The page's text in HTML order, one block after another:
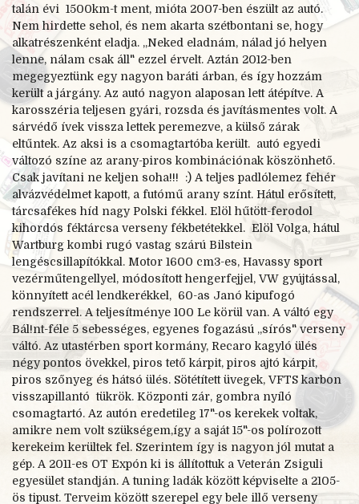
talán évi 1500km-t ment, mióta 2007-ben észült az autó.
Nem hirdette sehol, és nem akarta szétbontani se, hogy
alkatrészenként eladja. ,,Neked eladnám, nálad jó helyen
lenne, nálam csak áll" ezzel érvelt. Aztán 2012-ben
megegyeztünk egy nagyon baráti árban, és így hozzám
került a járgány. Az autó nagyon alaposan lett átépítve. A
karosszéria teljesen gyári, rozsda és javításmentes volt. A
sárvédő ívek vissza lettek peremezve, a külső zárak
eltűntek. Az aksi is a csomagtartóba került. autó egyedi
változó színe az arany-piros kombinációnak köszönhető.
Csak javítani ne keljen soha!!! :) A teljes padlólemez fehér
alvázvédelmet kapott, a futómű arany színt. Hátul erősített,
tárcsafékes híd nagy Polski fékkel. Elöl hűtött-ferodol
kihordós féktárcsa verseny fékbetétekkel. Elöl Volga, hátul
Wartburg kombi rugó vastag szárú Bilstein
lengéscsillapítókkal. Motor 1600 cm3-es, Havassy sport
vezérműtengellyel, módosított hengerfejjel, VW gyújtással,
könnyített acél lendkerékkel, 60-as Janó kipufogó
rendszerrel. A teljesítménye 100 Le körül van. A váltó egy
Bál!nt-féle 5 sebességes, egyenes fogazású ,,sírós" verseny
váltó. Az utastérben sport kormány, Recaro kagyló ülés
négy pontos övekkel, piros tető kárpit, piros ajtó kárpit,
piros szőnyeg és hátsó ülés. Sötétített üvegek, VFTS karbon
visszapillantó tükrök. Központi zár, gombra nyíló
csomagtartó. Az autón eredetileg 17"-os kerekek voltak,
amikre nem volt szükségem,így a saját 15"-os polírozott
kerekeim kerültek fel. Szerintem így is nagyon jól mutat a
gép. A 2011-es OT Expón ki is állítottuk a Veterán Zsiguli
egyesület standján. A tuning ladák között képviselte a 2105-
ös tipust. Terveim között szerepel egy bele illő verseny